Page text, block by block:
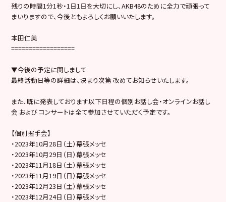
残りの時間1分1秒・1日1日を大切にし、AKB48のために全力で頑張って
まいりますので、今後ともよろしくお願いいたします。
本田仁美
==================
▼今後の予定に関しまして
最終活動日等の詳細は、決まり次第 改めてお知らせいたします。
また、既に発表しております以下日程の個別お話し会・オンラインお話し
会 および コンサートは全て参加させていただく予定です。
【個別握手会】
・2023年10月28日（土）幕張メッセ
・2023年10月29日（日）幕張メッセ
・2023年11月18日（土）幕張メッセ
・2023年11月19日（日）幕張メッセ
・2023年12月23日（土）幕張メッセ
・2023年12月24日（日）幕張メッセ